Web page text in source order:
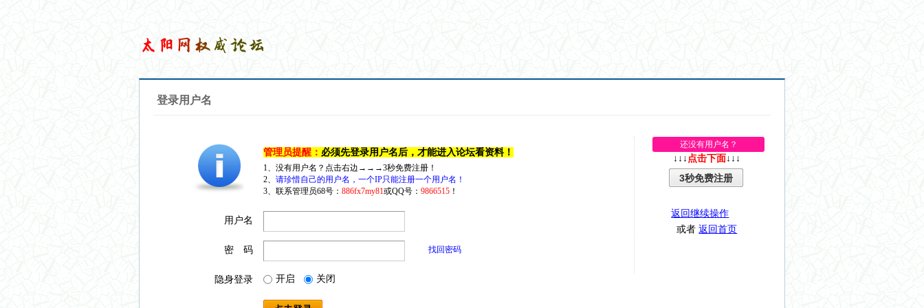
登录用户名
管理员提醒： 必须先登录用户名后，才能进入论坛看资料！
1、没有用户名？点击右边→→→3秒免费注册！
2、 请珍惜自己的用户名，一个IP只能注册一个用户名！
3、联系管理员68号： 886fx7my81或QQ号： 9866515！
用户名
密 码 找回密码
隐身登录 开启 关闭
还没有用户名？
↓↓↓ 点击下面 ↓↓↓
3秒免费注册
返回继续操作
或者返回首页